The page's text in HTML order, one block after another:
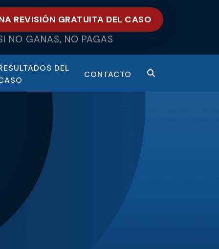
REVISIÓN GRATUITA DEL CASO
NO GANAS, NO PAGAS
DEL
CONTACTO